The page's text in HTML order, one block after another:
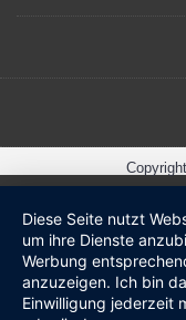
Diese Seite nutzt
um ihre Dienste
Werbung
anzuzeigen. Ich bin
Einwilligung jederzeit